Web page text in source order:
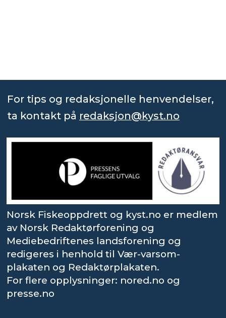
For tips og redaksjonelle henvendelser,
ta kontakt på redaksjon@kyst.no
Norsk Fiskeoppdrett og kyst.no er medlem
av Norsk Redaktørforening og
Mediebedriftenes landsforening og
redigeres i henhold til Vær-varsom-
plakaten og Redaktørplakaten.
For flere opplysninger: nored.no og
presse.no